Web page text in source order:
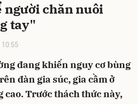
người chăn nuôi
tay"
đang khiến nguy cơ bùng
đàn gia súc, gia cầm ở
cao. Trước thách thức này,
Hủy Gửi